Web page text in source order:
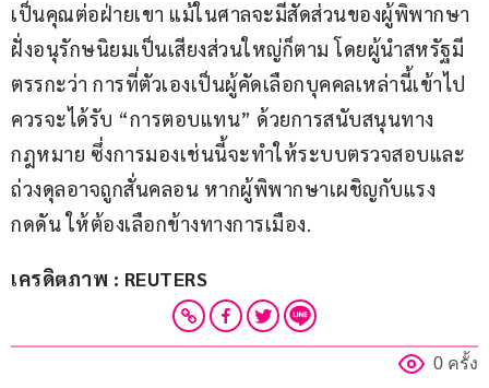
เป็นคุณต่อฝ่ายเขา แม้ในศาลจะมีสัดส่วนของผู้พิพากษา
ฝั่งอนุรักษนิยมเป็นเสียงส่วนใหญ่ก็ตาม โดยผู้นำสหรัฐมี
ตรรกะว่า การที่ตัวเองเป็นผู้คัดเลือกบุคคลเหล่านี้เข้าไป
ควรจะได้รับ “การตอบแทน” ด้วยการสนับสนุนทาง
กฎหมาย ซึ่งการมองเช่นนี้จะทำให้ระบบตรวจสอบและ
ถ่วงดุลอาจถูกสั่นคลอน หากผู้พิพากษาเผชิญกับแรง
กดดัน ให้ต้องเลือกข้างทางการเมือง.
เครดิตภาพ : REUTERS
0 ครั้ง